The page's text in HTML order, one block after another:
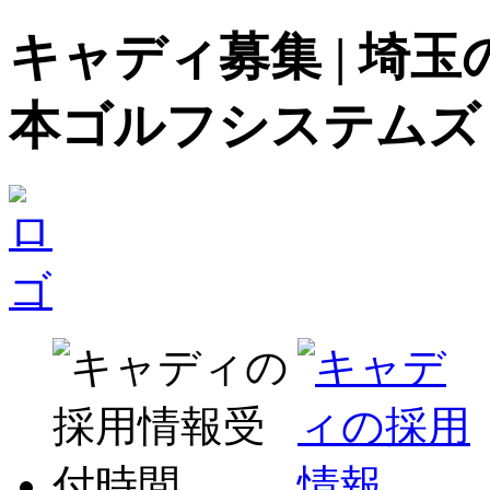
キャディ募集 | 埼玉
本ゴルフシステムズ